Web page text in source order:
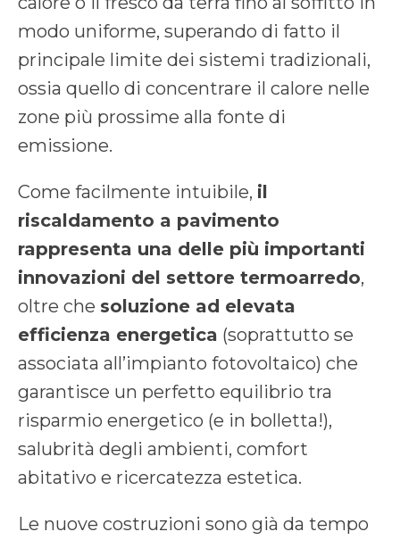
modo uniforme, superando di fatto il
principale limite dei sistemi tradizionali,
ossia quello di concentrare il calore nelle
zone più prossime alla fonte di
emissione.
Come facilmente intuibile, il
riscaldamento a pavimento
rappresenta una delle più importanti
innovazioni del settore termoarredo,
oltre che soluzione ad elevata
efficienza energetica (soprattutto se
associata all’impianto fotovoltaico) che
garantisce un perfetto equilibrio tra
risparmio energetico (e in bolletta!),
salubrità degli ambienti, comfort
abitativo e ricercatezza estetica.
Le nuove costruzioni sono già da tempo